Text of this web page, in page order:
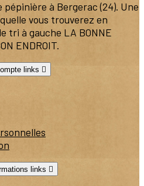
à Bergerac (24). Une
vous trouverez en
tri à gauche LA BONNE
ENDROIT.
links 
links 